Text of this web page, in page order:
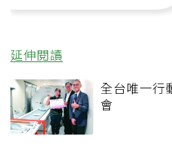
延伸閱讀
全台唯一行
會